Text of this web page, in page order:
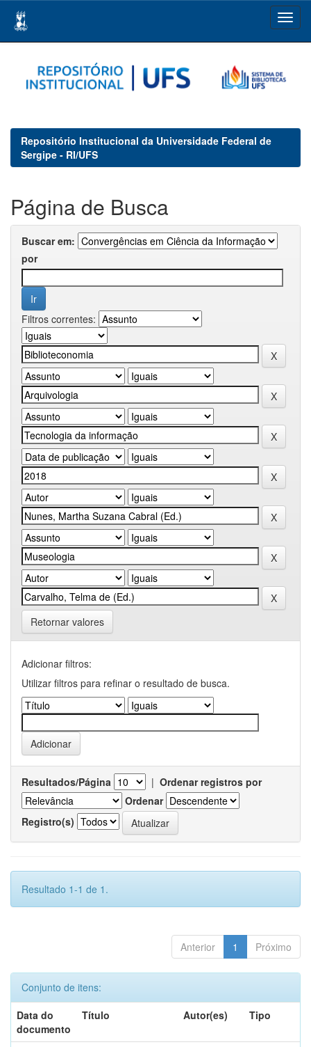
navigation
Repositório Institucional da Universidade Federal de
Sergipe - RI/UFS
Página de Busca
Buscar em:
por
Filtros correntes:
Retornar valores
Adicionar filtros:
Utilizar filtros para refinar o resultado de busca.
Resultados/Página | Ordenar registros por
Ordenar
Registro(s)
Resultado 1-1 de 1.
Anterior 1 Próximo
Conjunto de itens:
Data do
documento
Título Autor(es) Tipo